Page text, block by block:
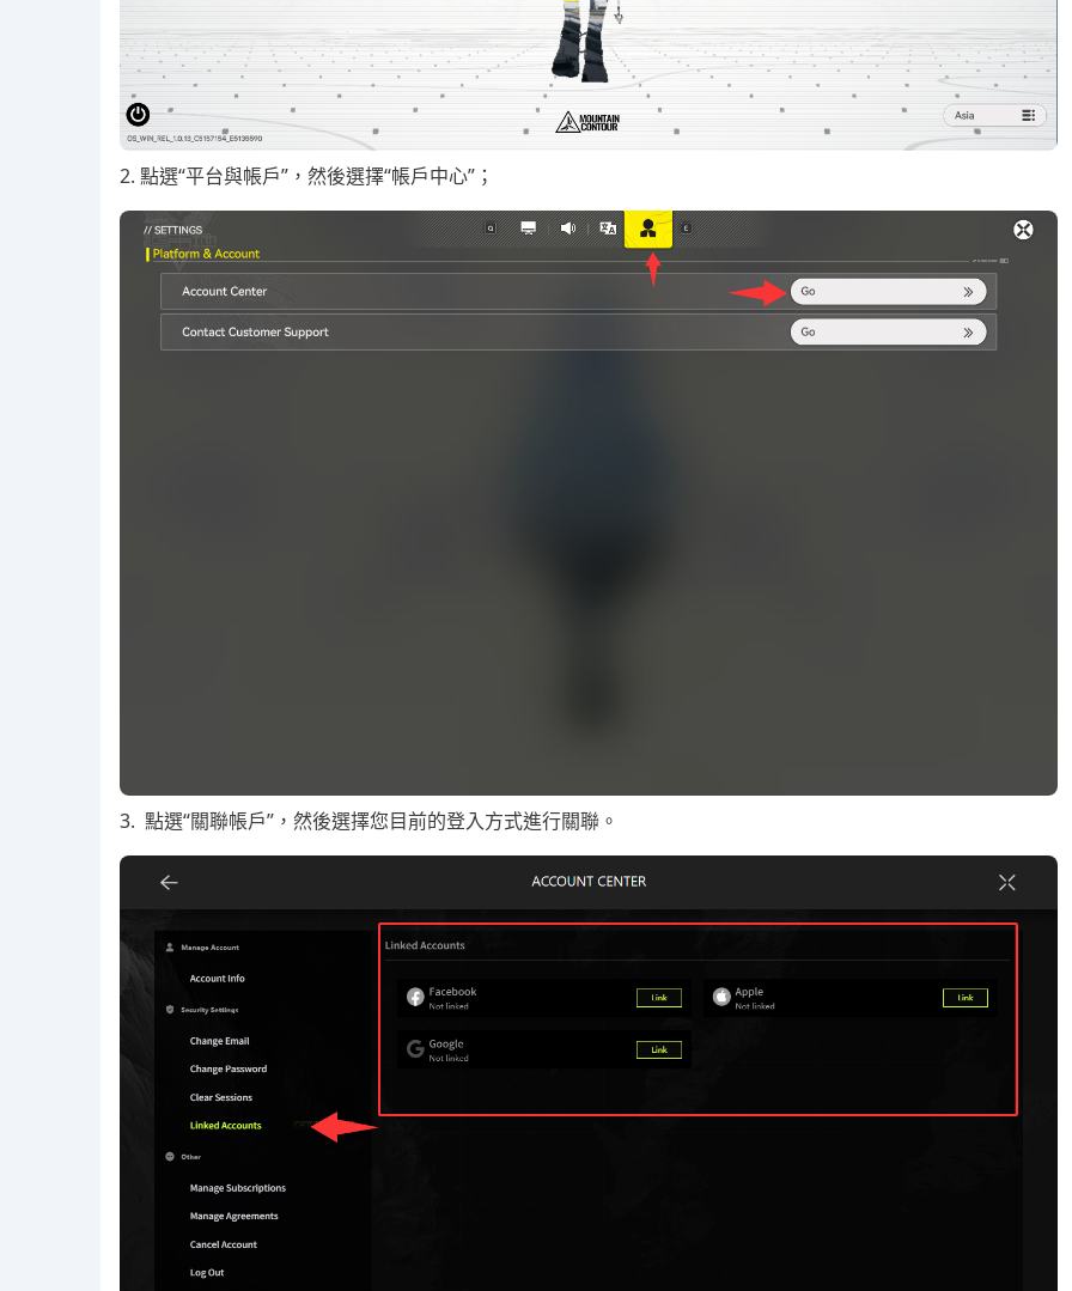
2. 點選“平台與帳戶”，然後選擇“帳戶中心”；
3. 點選“關聯帳戶”，然後選擇您目前的登入方式進行關聯。